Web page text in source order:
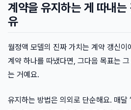
계약을 유지하는 게 따내는
유
월정액 모델의 진짜 가치는 계약 갱신
계약 하나를 따냈다면, 그다음 목표는
는 거예요.
유지하는 방법은 의외로 단순해요. 매